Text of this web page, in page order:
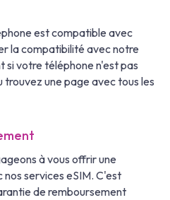
est compatible avec
la compatibilité avec notre
si votre téléphone n'est pas
une page avec tous les
à vous offrir une
services eSIM. C'est
de remboursement